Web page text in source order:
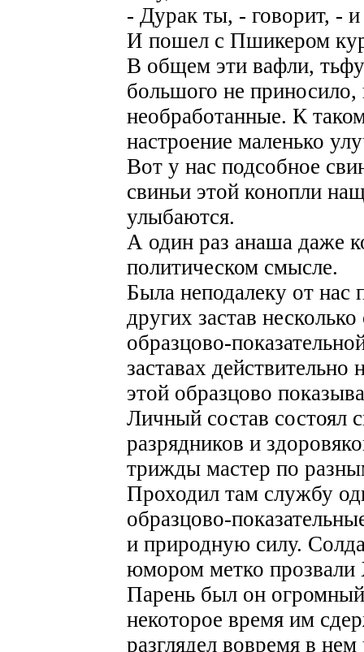
- Дурак ты, - говорит, - и
И пошел с Пшикером
В общем эти вафли,
большого не
необработанные. К
настроение маленько
Вот у нас подсобное
свиньи этой конопли
улыбаются.
А один раз анаша даже
политическом смысле.
Была неподалеку от нас
других застав
образцово-
заставах
этой образцово
Личный состав состоял
разрядников и
трижды мастер по
Проходил там службу
образцово-
и природную силу.
юмором метко прозвали
Парень был он
некоторое время им
разглядел вовремя в